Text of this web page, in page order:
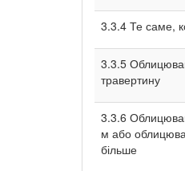
3.3.4 Те саме,
3.3.5
травертину
3.3.6
м або
більше